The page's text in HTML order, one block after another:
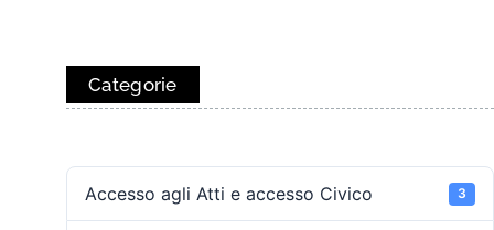
Categorie
Accesso agli Atti e accesso Civico 3